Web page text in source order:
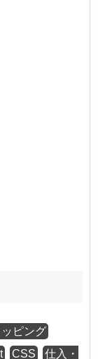
ピング
CSS
仕入・